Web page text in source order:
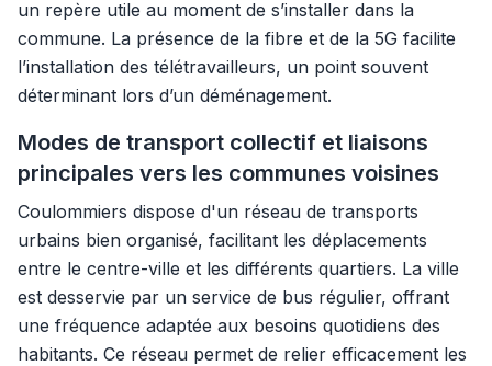
un repère utile au moment de s’installer dans la
commune. La présence de la fibre et de la 5G facilite
l’installation des télétravailleurs, un point souvent
déterminant lors d’un déménagement.
Modes de transport collectif et liaisons
principales vers les communes voisines
Coulommiers dispose d'un réseau de transports
urbains bien organisé, facilitant les déplacements
entre le centre-ville et les différents quartiers. La ville
est desservie par un service de bus régulier, offrant
une fréquence adaptée aux besoins quotidiens des
habitants. Ce réseau permet de relier efficacement les